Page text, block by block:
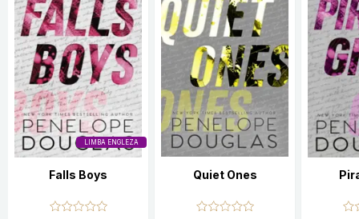
LIMBA ENGLEZA
Falls Boys Quiet Ones